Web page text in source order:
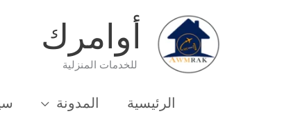
أوامرك
للخدمات المنزلية
الرئيسية المدونة